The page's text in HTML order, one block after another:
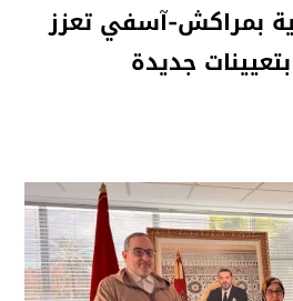
بمراكش-آسفي تعزز
جديدة